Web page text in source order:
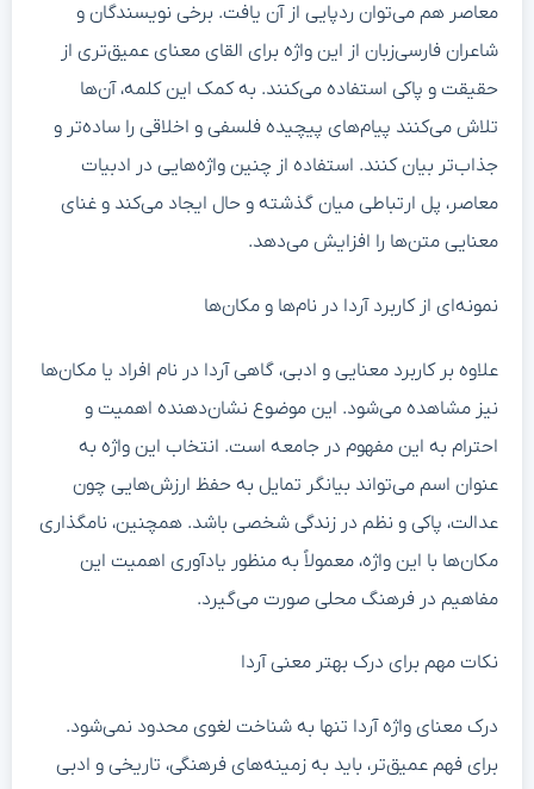
معاصر هم می‌توان ردپایی از آن یافت. برخی نویسندگان و
شاعران فارسی‌زبان از این واژه برای القای معنای عمیق‌تری از
حقیقت و پاکی استفاده می‌کنند. به کمک این کلمه، آن‌ها
تلاش می‌کنند پیام‌های پیچیده فلسفی و اخلاقی را ساده‌تر و
جذاب‌تر بیان کنند. استفاده از چنین واژه‌هایی در ادبیات
معاصر، پل ارتباطی میان گذشته و حال ایجاد می‌کند و غنای
معنایی متن‌ها را افزایش می‌دهد.
نمونه‌ای از کاربرد آردا در نام‌ها و مکان‌ها
علاوه بر کاربرد معنایی و ادبی، گاهی آردا در نام افراد یا مکان‌ها
نیز مشاهده می‌شود. این موضوع نشان‌دهنده اهمیت و
احترام به این مفهوم در جامعه است. انتخاب این واژه به
عنوان اسم می‌تواند بیانگر تمایل به حفظ ارزش‌هایی چون
عدالت، پاکی و نظم در زندگی شخصی باشد. همچنین، نامگذاری
مکان‌ها با این واژه، معمولاً به منظور یادآوری اهمیت این
مفاهیم در فرهنگ محلی صورت می‌گیرد.
نکات مهم برای درک بهتر معنی آردا
درک معنای واژه آردا تنها به شناخت لغوی محدود نمی‌شود.
برای فهم عمیق‌تر، باید به زمینه‌های فرهنگی، تاریخی و ادبی